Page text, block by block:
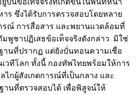
ร ซึ่งได้รับการตรวจสอบโดยหลาย
รณ์ การสื่อสาร และพยานแวดล้อมที่
พูชาปฏิเสธข้อเท็จจริงดังกล่าว มิใช่
านที่ปรากฏ แต่ยังบั่นทอนความเชื่อ
วทีโลก ทั้งนี้ กองทัพไทยพร้อมให้การ
กผู้สังเกตการณ์ที่เป็นกลาง และ
านที่ตรวจสอบได้ เพื่อพิสูจน์ให้